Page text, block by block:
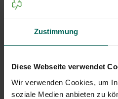
Zustimmung
Diese Webseite verwendet
Wir verwenden Cookies, um
soziale Medien anbieten zu
In einer ehemaligen
entsteht ein lebendiger Ort
Kunst und Begegnung. Das
verbindet Permakultur mit
Ausstellungen, Konzerten
Projekt, das Fürths
Mehr Informationen